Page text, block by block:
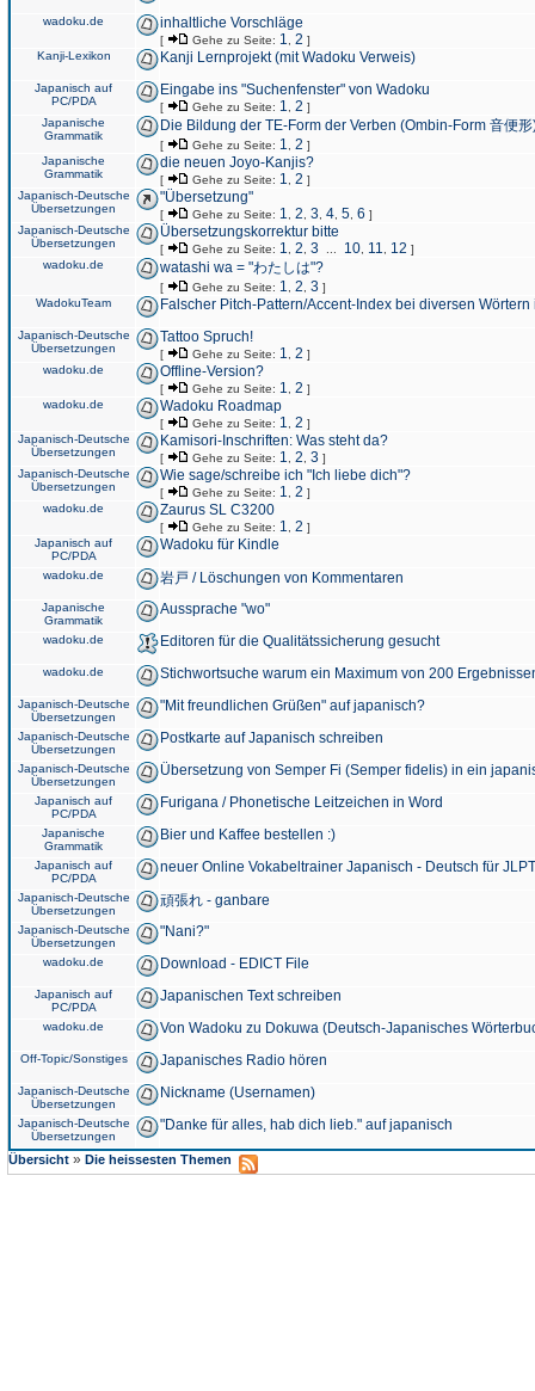
wadoku.de inhaltliche Vorschläge
[ Gehe zu Seite: 1 2 ]
Kanji-Lexikon
Kanji Lernprojekt (mit Wadoku Verweis)
Japanisch auf
PC/PDA
Eingabe ins "Suchenfenster" von Wadoku
[ Gehe zu Seite: 1 2 ]
Japanische
Grammatik
Die Bildung der TE-Form der Verben (Ombin-Form 音便形
[ Gehe zu Seite: 1 2 ]
Japanische
Grammatik
die neuen Joyo-Kanjis?
[ Gehe zu Seite: 1 2 ]
Japanisch-Deutsche
Übersetzungen
"Übersetzung"
[ Gehe zu Seite: 1 2 3 4 5 6 ]
Japanisch-Deutsche
Übersetzungen
Übersetzungskorrektur bitte
[ Gehe zu Seite: 1 2 3 10 11 12 ]
wadoku.de
watashi wa = "わたしは"?
[ Gehe zu Seite: 1 2 3 ]
WadokuTeam
Falscher Pitch-Pattern/Accent-Index bei diversen
Japanisch-Deutsche
Übersetzungen
Tattoo Spruch!
[ Gehe zu Seite: 1 2 ]
wadoku.de
Offline-Version?
[ Gehe zu Seite: 1 2 ]
wadoku.de
Wadoku Roadmap
[ Gehe zu Seite: 1 2 ]
Japanisch-Deutsche
Übersetzungen
Kamisori-Inschriften: Was steht da?
[ Gehe zu Seite: 1 2 3 ]
Japanisch-Deutsche
Übersetzungen
Wie sage/schreibe ich "Ich liebe dich"?
[ Gehe zu Seite: 1 2 ]
wadoku.de
Zaurus SL C3200
[ Gehe zu Seite: 1 2 ]
Japanisch auf
PC/PDA
Wadoku für Kindle
wadoku.de 岩戸 / Löschungen von Kommentaren
Japanische
Grammatik
Aussprache "wo"
wadoku.de Editoren für die Qualitätssicherung gesucht
wadoku.de Stichwortsuche warum ein Maximum von 200
Japanisch-Deutsche
Übersetzungen
"Mit freundlichen Grüßen" auf japanisch?
Japanisch-Deutsche
Übersetzungen
Postkarte auf Japanisch schreiben
Japanisch-Deutsche
Übersetzungen
Übersetzung von Semper Fi (Semper fidelis) in ein
Japanisch auf
PC/PDA
Furigana / Phonetische Leitzeichen in Word
Japanische
Grammatik
Bier und Kaffee bestellen :)
Japanisch auf
PC/PDA
neuer Online Vokabeltrainer Japanisch - Deutsch für
Japanisch-Deutsche
Übersetzungen
頑張れ - ganbare
Japanisch-Deutsche
Übersetzungen
"Nani?"
wadoku.de Download - EDICT File
Japanisch auf
PC/PDA
Japanischen Text schreiben
wadoku.de Von Wadoku zu Dokuwa (Deutsch-Japanisches
Off-Topic/Sonstiges Japanisches Radio hören
Japanisch-Deutsche
Übersetzungen
Nickname (Usernamen)
Japanisch-Deutsche
Übersetzungen
"Danke für alles, hab dich lieb." auf japanisch
Übersicht » Die heissesten Themen